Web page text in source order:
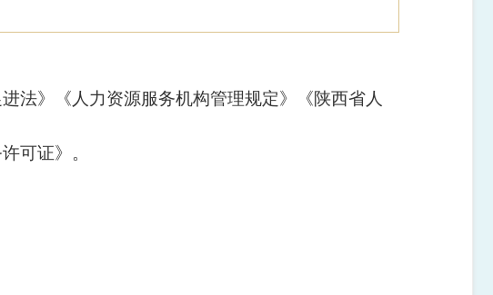
法》《人力资源服务机构管理规定》《陕西省人
可证》。